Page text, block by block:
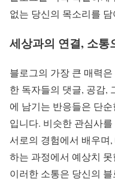
없는 당신의 목소리를
세상과의 연결, 소통
블로그의 가장 큰 매력은
한 독자들의 댓글, 공감,
에 남기는 반응들은 단
입니다. 비슷한 관심사
서로의 경험에서 배우며
하는 과정에서 예상치
이러한 소통은 당신의